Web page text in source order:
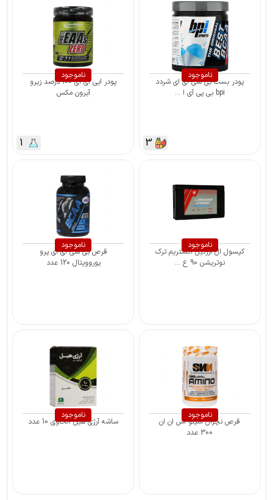
ناموجود
پودر بست بی سی ای ای شردد
bpi بی پی آی ا ...
3
ناموجود
پودر ایی ای ای 100 درصد زیرو
آیرون مکس
1
ناموجود
کپسول ال آرژنین اکستریم ترک
نوتریشن 90 ع ...
ناموجود
قرص بی سی ای ای پرو
یوروویتال 120 عدد
ناموجود
قرص نچرال آمینو اس ان ان
300 عدد
ناموجود
ساشه آرژی هیل الحاوی 10 عدد